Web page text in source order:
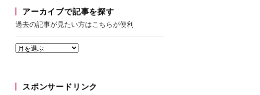
アーカイブで記事を探す
過去の記事が見たい方はこちらが便利
スポンサードリンク